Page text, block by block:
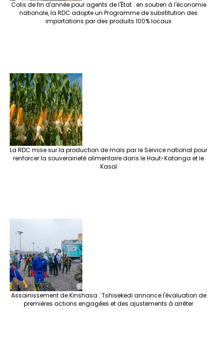
Colis de fin d'année pour agents de l'État : en soutien à l'économie
nationale, la RDC adopte un Programme de substitution des
importations par des produits 100% locaux
La RDC mise sur la production de maïs par le Service national pour
renforcer la souveraineté alimentaire dans le Haut-Katanga et le
Kasaï
Assainissement de Kinshasa : Tshisekedi annonce l'évaluation de
premières actions engagées et des ajustements à arrêter